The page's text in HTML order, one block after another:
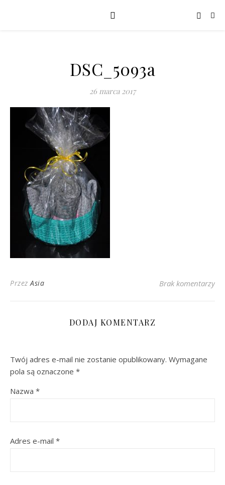
DSC_5093a
26 marca 2017
PrzezAsia Brak komentarzy
DODAJ KOMENTARZ
Twój adres e-mail nie zostanie opublikowany. Wymagane
pola są oznaczone *
Nazwa *
Adres e-mail *